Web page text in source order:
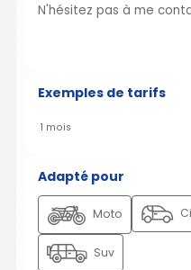
N'hésitez pas à me
Exemples de tarifs
1 mois
Adapté pour
Moto
Suv